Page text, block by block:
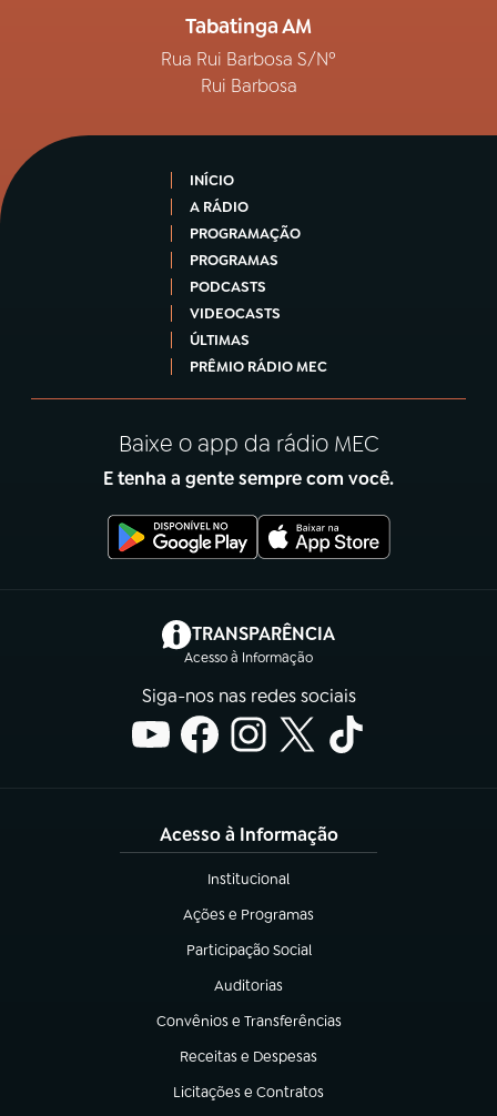
Tabatinga AM
Rua Rui Barbosa S/Nº
Rui Barbosa
INÍCIO
A RÁDIO
PROGRAMAÇÃO
PROGRAMAS
PODCASTS
VIDEOCASTS
ÚLTIMAS
PRÊMIO RÁDIO MEC
Baixe o app da rádio MEC
E tenha a gente sempre com você.
TRANSPARÊNCIA
Acesso à Informação
(abre em nova aba)
Siga-nos nas redes sociais
Acesso à Informação
Institucional
(abre em nova aba)
Ações e Programas
(abre em nova aba)
Participação Social
(abre em nova aba)
Auditorias
(abre em nova aba)
Convênios e Transferências
(abre em nova aba)
Receitas e Despesas
(abre em nova aba)
Licitações e Contratos
(abre em nova aba)